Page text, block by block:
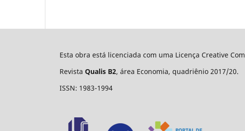
Esta obra está licenciada com uma Licença Creative
Revista Qualis B2, área Economia, quadriênio 2017/20.
ISSN: 1983-1994